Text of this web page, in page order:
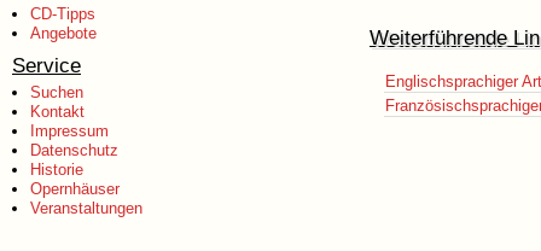
CD-Tipps
Angebote
Service
Suchen
Kontakt
Impressum
Datenschutz
Historie
Opernhäuser
Veranstaltungen
Weiterführende
Englischsprachiger